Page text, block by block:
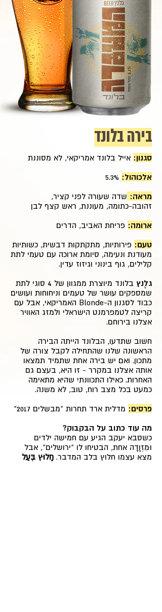
בירה בלונד
סגנון: אייל בלונד אמריקאי, לא מסוננת
אלכוהול:
מראה: שדה שעורה לפני קציר,
זהובה-כתומה, מעוננת, ראש קצף לבן
ארומה: פריחת האביב, הדרים
טעם: פירותיות, מתקתקות דבשית, כשותיות
מעודנת ונעימה, סיומת ארוכה עם טעמי לתת
קלילים, גוף בינוני וגיזוז עדין.
גלֶנץ
בלונד מיוצרת ממגוון של 4 סוגי לתת
שמספקים עושר של טעמים וניחוחות ועושים
כבוד לסגנון ה-Blonde האמריקאי, אבל עם
קריצה לטמפרמנט הישראלי ולמזג האוויר
אצלנו בירוחם.
חשוב שתדעו, הבלונד הייתה הבירה
הראשונה שלנו שהתחילה לקבל צורה של
מתכון. ואם יש בירה אחת שתמיד תמצאו
אותה אצלנו במקרר - זו היא, בעצם גם
האחרות. כאילו התכוונתי שהיא מתאימה
כמעט בכל מצב רוח, טוב, לא משנה.
פרסים: מדלית ארד תחרות "מבשלים 2017"
מה עוד כתוב על הבקבוק?
כשסבא יעקב הגיע עם חמישה ילדים
וּמִזְוָדָה אחת, הבטיחו לו "ירושלים", אבל
מצא עצמו חלוץ בלב המדבר. חָלוּץ בְּעַל